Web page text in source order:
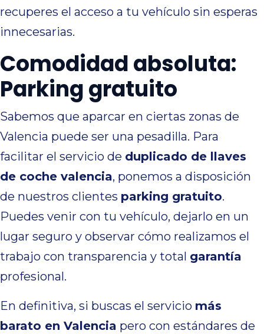
recuperes el acceso a tu vehículo sin esperas
innecesarias.
Comodidad absoluta:
Parking gratuito
Sabemos que aparcar en ciertas zonas de
Valencia puede ser una pesadilla. Para
facilitar el servicio de duplicado de llaves
de coche valencia, ponemos a disposición
de nuestros clientes parking gratuito.
Puedes venir con tu vehículo, dejarlo en un
lugar seguro y observar cómo realizamos el
trabajo con transparencia y total garantía
profesional.
En definitiva, si buscas el servicio más
barato en Valencia pero con estándares de